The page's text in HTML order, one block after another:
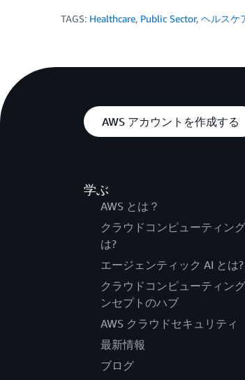
TAGS: Healthcare, Public Sector, ヘルスケ
AWS アカウントを作成する
学ぶ
AWS とは？
クラウドコンピューティン
は?
エージェンティック AI とは?
クラウドコンピューティン
ンセプトのハブ
AWS クラウドセキュリティ
最新情報
ブログ